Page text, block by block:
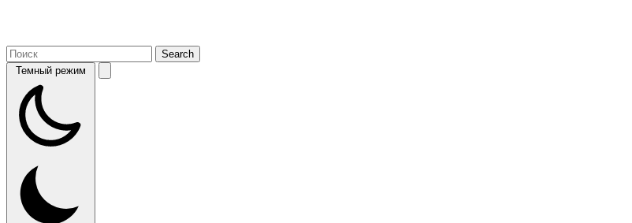
Темный режим